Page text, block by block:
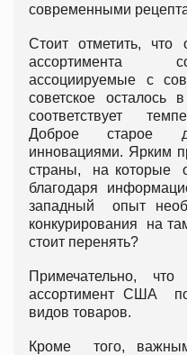
современными
Стоит отметить, что
ассортимента
ассоциируемые с
советское
соответствует
Доброе старое
инновациями. Ярким
страны, на которые
благодаря
западный опыт
конкурирования на
стоит перенять?
Примечательно,
ассортимент США
видов товаров.
Кроме того,